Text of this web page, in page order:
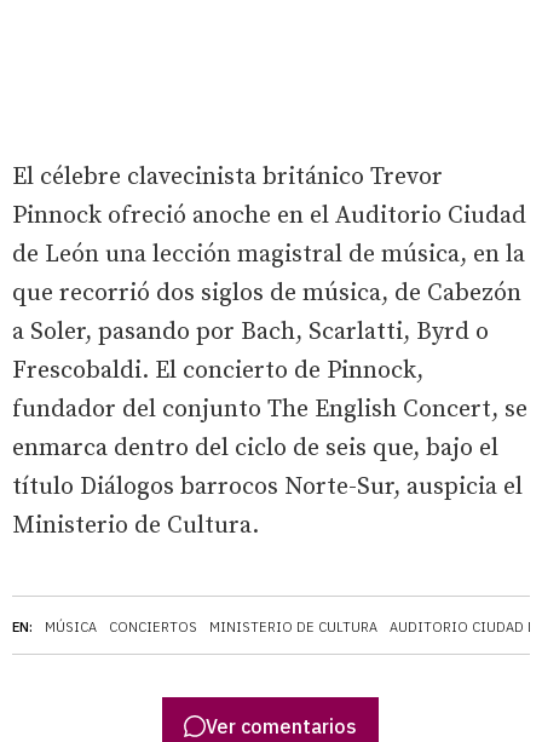
EN: MÚSICA CONCIERTOS MINISTERIO DE CULTURA AUDITORIO CIUDAD
El célebre clavecinista británico Trevor
Pinnock ofreció anoche en el Auditorio Ciudad
de León una lección magistral de música, en la
que recorrió dos siglos de música, de Cabezón
a Soler, pasando por Bach, Scarlatti, Byrd o
Frescobaldi. El concierto de Pinnock,
fundador del conjunto The English Concert, se
enmarca dentro del ciclo de seis que, bajo el
título Diálogos barrocos Norte-Sur, auspicia el
Ministerio de Cultura.
Ver comentarios